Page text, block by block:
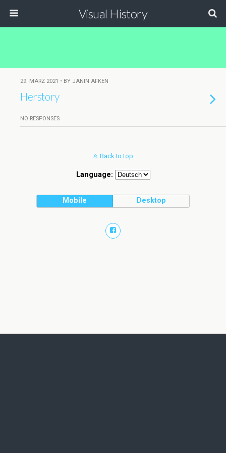
Visual History
29. MÄRZ 2021 • BY JANIN AFKEN
Herstory
NO RESPONSES
Back to top
Language:
Mobile Desktop